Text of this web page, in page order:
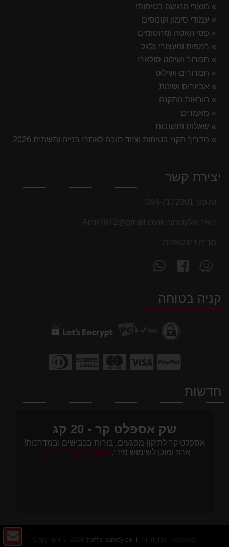
מוצרי הנגשה בטיחותי
עמודי סימון וקונוסים
פסי האטה ומחסומים
רמפות ומעצורי גלגל
תמרור ושילוט סולארי
תמרורים ושילוט
אביזרים ושונות
הוראות התקנה
מאמרים
שאלות ותשובות
מדריך תקני בטיחות וציוד חובה לאתרי בנייה ותשתית 2026
יצירת קשר
טלפון: 054-7172301
דואר אלקטרוני: Amir7872@gmail.com
מדיה דיגיטאלית:
מצא
אותנו
Waze
עקוב
אחרינו
facebookקניה בטוחה
חדשות
שק אספלט קר - 20 קג
אספלט קר לתיקון מפגעים, בורות בכבישים ובמדרכות!
ארוז ומוכן לשימוש מידי. למידע נוסף לחצו כאן
traffic-safety.co.il